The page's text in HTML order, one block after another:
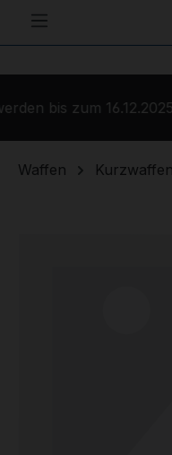
bis zum
Waffen Kurzwaffen